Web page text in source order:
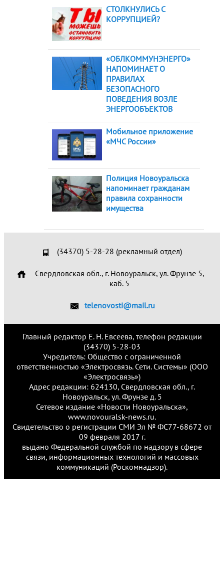
СТОЛКНУЛИСЬ С
КОРРУПЦИЕЙ?
«ОБЛКОММУНЭНЕРГО»
НАПОМИНАЕТ О
ПРАВИЛАХ
БЕЗОПАСНОГО
ПОВЕДЕНИЯ ВОЗЛЕ
ЭНЕРГООБЪЕКТОВ
Мобильное приложение
«МЧС России»
Полиция Новоуральска
напоминает гражданам
правила сохранности
имущества
(34370) 5-28-28 (рекламный отдел)
Свердловская обл., г. Новоуральск, ул. Фрунзе 5,
каб. 5
telenovosti@mail.ru
Главный редактор Е. Н. Евсеева, телефон редакции
(34370) 5-28-03
Учредитель: Общество с ограниченной
ответственностью «Электросвязь. Сети. Системы» (ООО
«Электросвязь»)
Адрес редакции: 624130, Свердловская обл., г.
Новоуральск, ул. Фрунзе д. 5
Сетевое издание «Новости Новоуральска»,
www.novouralsk-news.ru.
Свидетельство о регистрации СМИ Эл № ФС77-68672 от
09 февраля 2017 г.
выдано Федеральной службой по надзору в сфере
связи, информационных технологий и массовых
коммуникаций (Роскомнадзор).